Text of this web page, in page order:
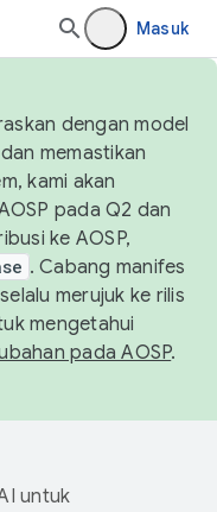
Masuk
dengan model
memastikan
kami akan
pada Q2 dan
ke AOSP,
. Cabang manifes
merujuk ke rilis
mengetahui
pada AOSP.
untuk